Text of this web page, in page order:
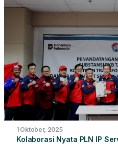
yang diawali dengan sesi
untuk perusahaan.
1 Oktober, 2025
Kolaborasi Nyata PLN IP